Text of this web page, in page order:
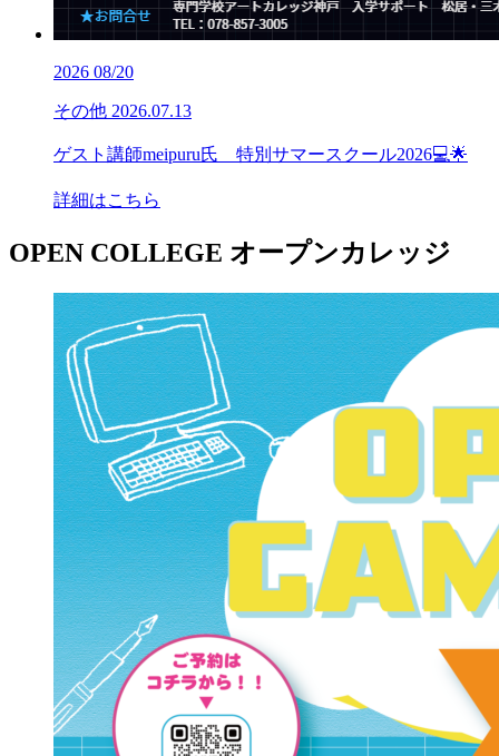
2026 08/20
その他 2026.07.13
ゲスト講師meipuru氏 特別サマースクール2026💻🌟
詳細はこちら
OPEN COLLEGE オープンカレッジ